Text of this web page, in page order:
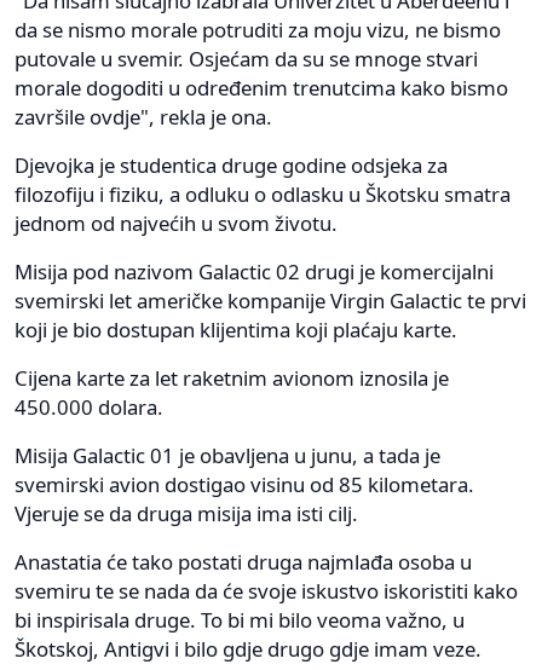
da se nismo morale potruditi za moju vizu, ne bismo
putovale u svemir. Osjećam da su se mnoge stvari
morale dogoditi u određenim trenutcima kako bismo
završile ovdje", rekla je ona.
Djevojka je studentica druge godine odsjeka za
filozofiju i fiziku, a odluku o odlasku u Škotsku smatra
jednom od najvećih u svom životu.
Misija pod nazivom Galactic 02 drugi je komercijalni
svemirski let američke kompanije Virgin Galactic te prvi
koji je bio dostupan klijentima koji plaćaju karte.
Cijena karte za let raketnim avionom iznosila je
450.000 dolara.
Misija Galactic 01 je obavljena u junu, a tada je
svemirski avion dostigao visinu od 85 kilometara.
Vjeruje se da druga misija ima isti cilj.
Anastatia će tako postati druga najmlađa osoba u
svemiru te se nada da će svoje iskustvo iskoristiti kako
bi inspirisala druge. To bi mi bilo veoma važno, u
Škotskoj, Antigvi i bilo gdje drugo gdje imam veze.